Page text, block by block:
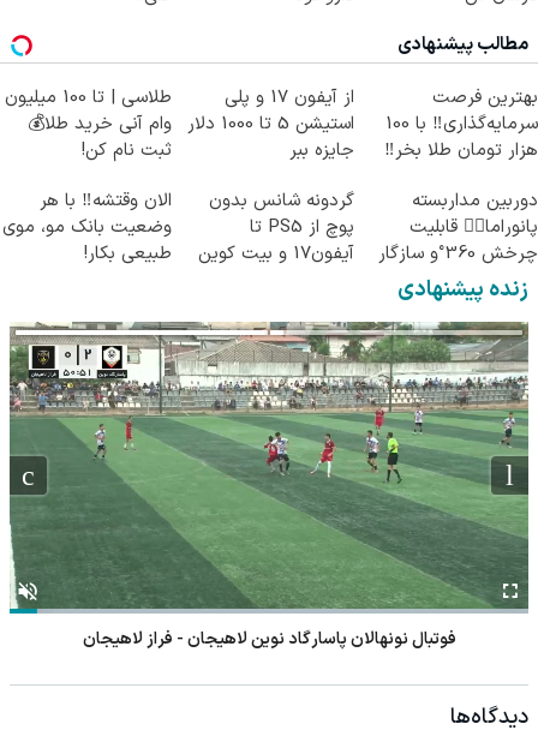
مطالب پیشنهادی
بهترین فرصت
سرمایه‌گذاری‼️ با 100
هزار تومان طلا بخر‼️
از آیفون 17 و پلی
استیشن 5 تا 1000 دلار
جایزه ببر
طلاسی | تا 100 میلیون
وام آنی خرید طلا💰
ثبت نام کن!
دوربین مداربسته
پانوراما👈🏻 قابلیت
چرخش 360°و سازگار
با اندروید و ios
گردونه شانس بدون
پوچ از PS5 تا
آیفون17 و بیت کوین
الان وقتشه‼️ با هر
وضعیت بانک مو، موی
طبیعی بکار!
زنده پیشنهادی
فوتبال نونهالان پاسارگاد نوین لاهیجان - فراز لاهیجان
دیدگاه‌ها